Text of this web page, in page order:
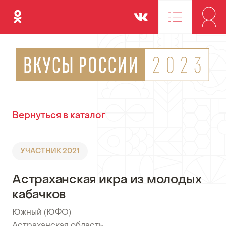
Одноклассники Вконтакте
Вернуться в каталог
УЧАСТНИК 2021
Астраханская икра из молодых
кабачков
Южный (ЮФО)